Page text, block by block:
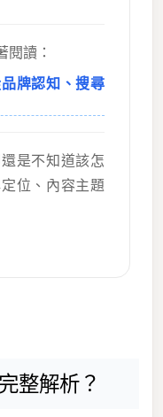
閱讀：
牌認知、搜尋
是不知道該怎
位、內容主題
整解析？